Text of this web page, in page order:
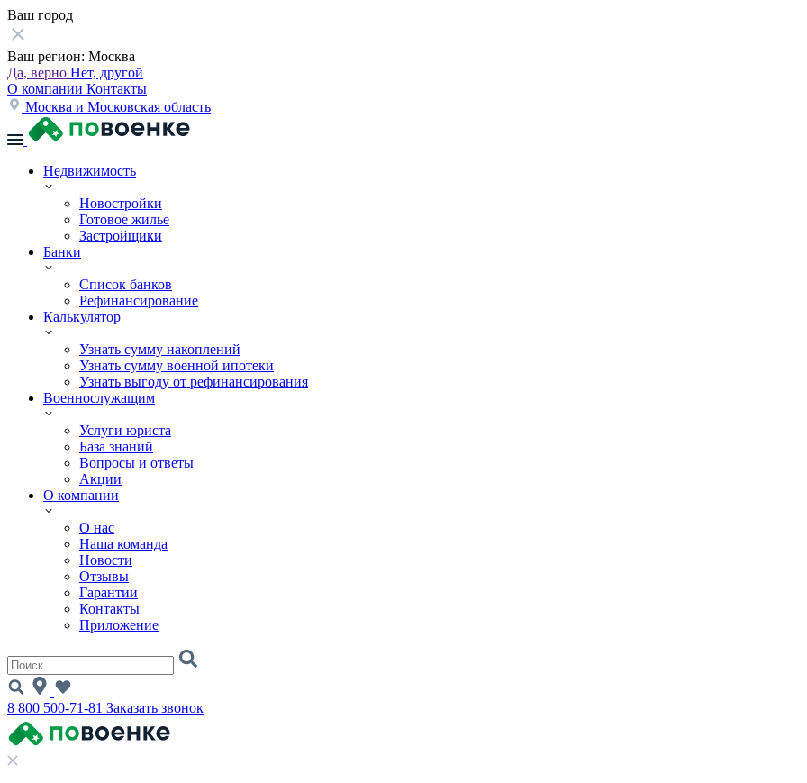
Ваш город
Ваш регион: Москва
Да, верно Нет, другой
О компании Контакты
Москва и Московская область
Недвижимость
Новостройки
Готовое жилье
Застройщики
Банки
Список банков
Рефинансирование
Калькулятор
Узнать сумму накоплений
Узнать сумму военной ипотеки
Узнать выгоду от рефинансирования
Военнослужащим
Услуги юриста
База знаний
Вопросы и ответы
Акции
О компании
О нас
Наша команда
Новости
Отзывы
Гарантии
Контакты
Приложение
8 800 500-71-81 Заказать звонок